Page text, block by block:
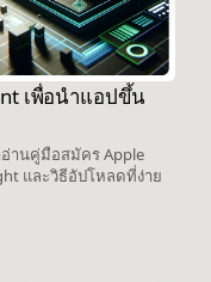
เพื่อนำแอปขึ้น
านคู่มือสมัคร Apple
และวิธีอัปโหลดที่ง่าย